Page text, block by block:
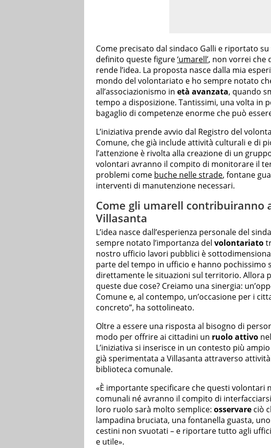
Come precisato dal sindaco Galli e riportato su
definito queste figure‘umarell’, non vorrei che
rende l’idea. La proposta nasce dalla mia
mondo del volontariato e ho sempre notato
all’associazionismo in età avanzata, quando
tempo a disposizione. Tantissimi, una volta in
bagaglio di competenze enorme che può
L’iniziativa prende avvio dal Registro del
Comune, che già include attività culturali e di
l’attenzione è rivolta alla creazione di un
volontari avranno il compito di monitorare il
problemi come buche nelle strade, fontane
interventi di manutenzione necessari.
Come gli umarell contribuiranno
Villasanta
L’idea nasce dall’esperienza personale del
sempre notato l’importanza del volontariato
nostro ufficio lavori pubblici è
parte del tempo in ufficio e hanno pochissimo
direttamente le situazioni sul territorio. Allora
queste due cose? Creiamo una sinergia:
Comune e, al contempo, un’occasione per i
concreto”, ha sottolineato.
Oltre a essere una risposta al bisogno di
modo per offrire ai cittadini un ruolo attivo
L’iniziativa si inserisce in un contesto più
già sperimentata a Villasanta attraverso
biblioteca comunale.
«È importante specificare che questi volontari
comunali né avranno il compito di
loro ruolo sarà molto semplice: osservare ciò
lampadina bruciata, una fontanella guasta,
cestini non svuotati – e riportare tutto agli
e utile».